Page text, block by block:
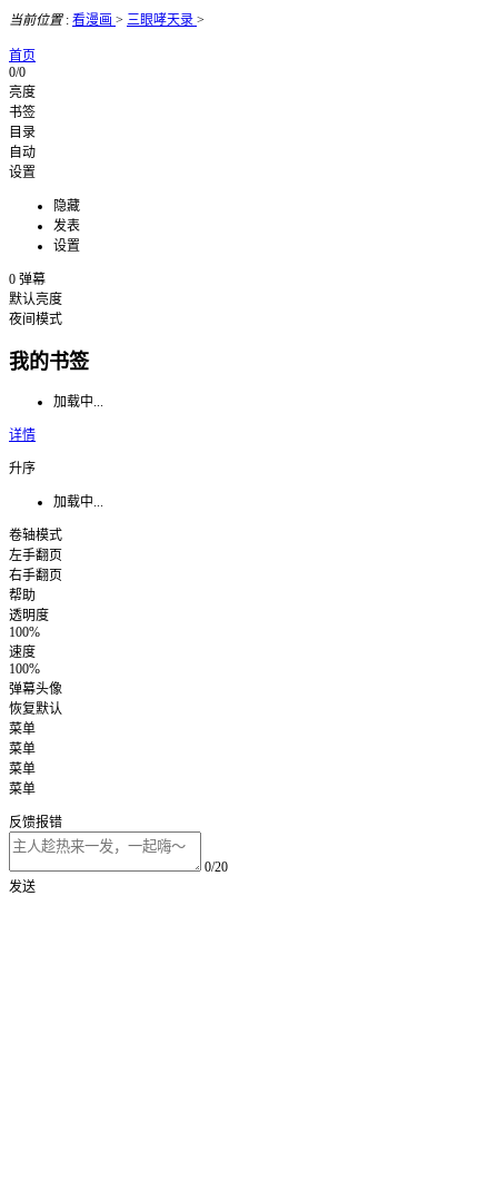
当前位置: 看漫画 > 三眼哮天录 >
首页
0/0
亮度
书签
目录
自动
设置
隐藏
发表
设置
0 弹幕
默认亮度
夜间模式
我的书签
加载中...
详情
升序
加载中...
卷轴模式
左手翻页
右手翻页
帮助
透明度
100%
速度
100%
弹幕头像
恢复默认
菜单
菜单
菜单
菜单
反馈报错
0/20
发送